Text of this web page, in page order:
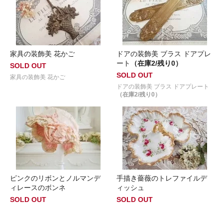
家具の装飾美 花かご
SOLD OUT
家具の装飾美 花かご
ドアの装飾美 ブラス ドアプレ
ート
（在庫2/残り0）
SOLD OUT
ドアの装飾美 ブラス ドアプレート
（在庫2/残り0）
ピンクのリボンとノルマンデ
ィレースのボンネ
SOLD OUT
手描き薔薇のトレファイルデ
ィッシュ
SOLD OUT